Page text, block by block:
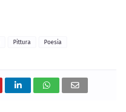
Pittura
Poesia